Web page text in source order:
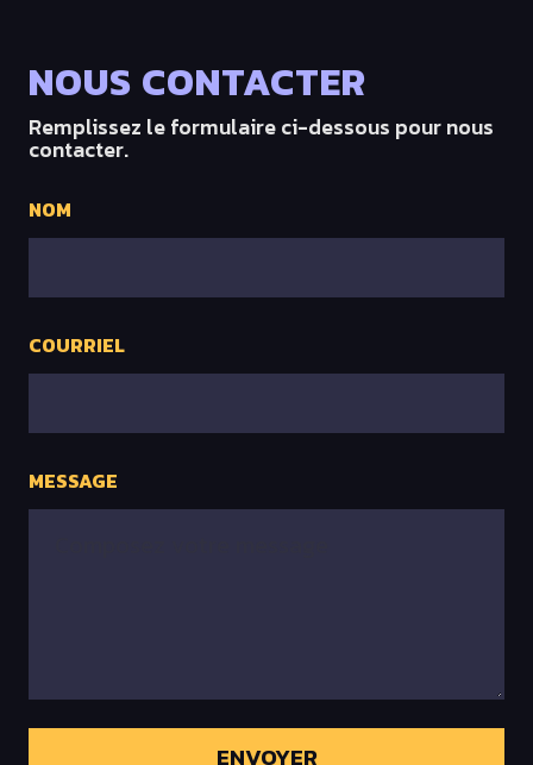
NOUS CONTACTER
Remplissez le formulaire ci-dessous pour nous
contacter.
NOM
COURRIEL
MESSAGE
ENVOYER